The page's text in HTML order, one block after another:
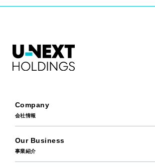
Company
会社情報
Our Business
事業紹介